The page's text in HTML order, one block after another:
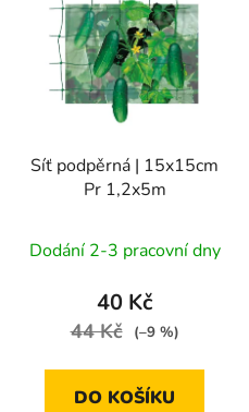
Síť podpěrná | 15x15cm
Pr 1,2x5m
Dodání 2-3 pracovní dny
40 Kč
44 Kč (–9 %)
DO KOŠÍKU